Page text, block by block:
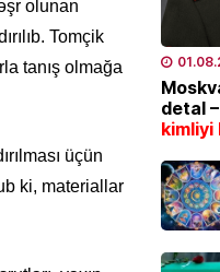
olunan
Tomçik
tanış olmağa
üçün
ki, materiallar
Hər
yarada
“
detal –
kimliyi